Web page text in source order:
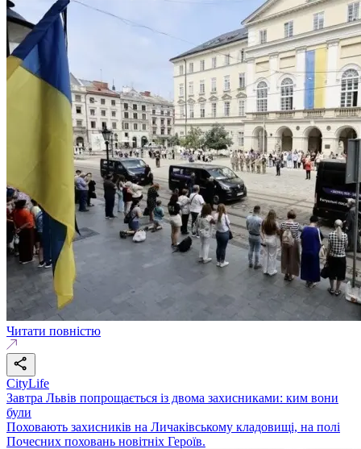
Читати повністю
CityLife
Завтра Львів попрощається із двома захисниками: ким вони
були
Поховають захисників на Личаківському кладовищі, на полі
Почесних поховань новітніх Героїв.